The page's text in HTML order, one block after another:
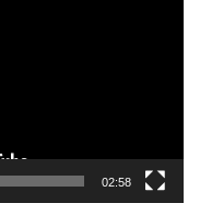
02:58